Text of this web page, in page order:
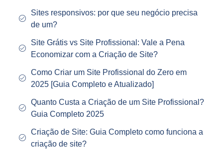
Sites responsivos: por que seu negócio precisa
de um?
Site Grátis vs Site Profissional: Vale a Pena
Economizar com a Criação de Site?
Como Criar um Site Profissional do Zero em
2025 [Guia Completo e Atualizado]
Quanto Custa a Criação de um Site Profissional?
Guia Completo 2025
Criação de Site: Guia Completo como funciona a
criação de site?